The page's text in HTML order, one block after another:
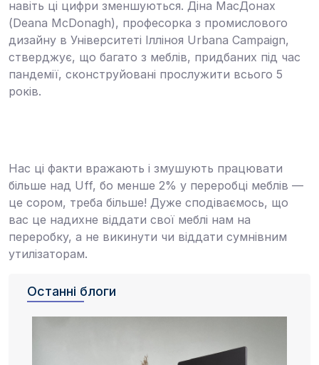
навіть ці цифри зменшуються. Діна МасДонах
(Deana McDonagh), професорка з промислового
дизайну в Університеті Ілліноя Urbana Campaign,
стверджує, що багато з меблів, придбаних під час
пандемії, сконструйовані прослужити всього 5
років.
Нас ці факти вражають і змушують працювати
більше над Uff, бо менше 2% у переробці меблів —
це сором, треба більше! Дуже сподіваємось, що
вас це надихне віддати свої меблі нам на
переробку, а не викинути чи віддати сумнівним
утилізаторам.
Останні блоги